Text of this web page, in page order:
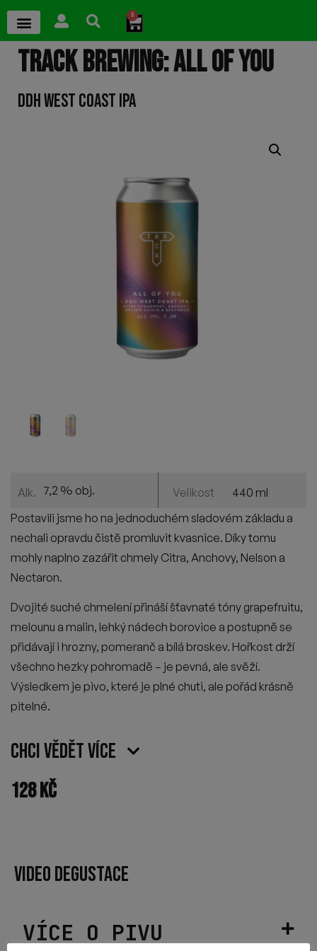
0
TRACK BREWING: ALL OF YOU
DDH WEST COAST IPA
Alk. 7,2 % obj. Velikost
440 ml
Postavili jsme ho na jednoduchém sladovém základu a
nechali opravdu čistě promluvit kvasnice. Díky tomu
mohly naplno zazářit chmely Citra, Anchovy, Nelson a
Nectaron.
Dvojité suché chmelení přináší šťavnaté tóny grapefruitu,
melounu a malin, lehký nádech borovice a postupně se
přidávají i hrozny, pomeranč a bílá broskev. Hořkost drží
všechno hezky pohromadě – je pevná, ale svěží.
Výsledkem je pivo, které je plné chuti, ale pořád krásně
pitelné.
Chci vědět více
128Kč
VÍCE O PIVU
VIDEO DEGUSTACE